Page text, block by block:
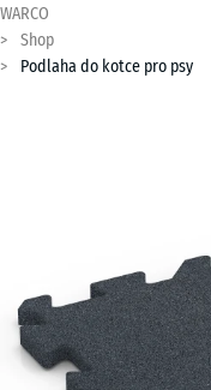
WARCO
Shop
Podlaha do kotce pro psy